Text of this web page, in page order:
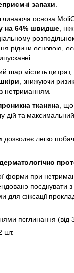
запахи.
основа
на 64% швидше ,
рідини основою,
шар містить цитрат,
, знижуючи
нетриманням.
тканина ,
дій та
дозволяє легко
дерматологічно
форми при
поєднувати з
для фіксації
поглинання (від
шт.